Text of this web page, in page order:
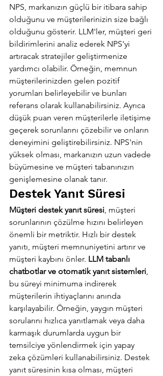
NPS, markanızın güçlü bir itibara sahip
olduğunu ve müşterilerinizin size bağlı
olduğunu gösterir. LLM'ler, müşteri geri
bildirimlerini analiz ederek NPS'yi
artıracak stratejiler geliştirmenize
yardımcı olabilir. Örneğin, memnun
müşterilerinizden gelen pozitif
yorumları belirleyebilir ve bunları
referans olarak kullanabilirsiniz. Ayrıca
düşük puan veren müşterilerle iletişime
geçerek sorunlarını çözebilir ve onların
deneyimini geliştirebilirsiniz. NPS'nin
yüksek olması, markanızın uzun vadede
büyümesine ve müşteri tabanınızın
genişlemesine olanak tanır.
Destek Yanıt Süresi
Müşteri destek yanıt süresi , müşteri
sorunlarının çözülme hızını belirleyen
önemli bir metriktir. Hızlı bir destek
yanıtı, müşteri memnuniyetini artırır ve
müşteri kaybını önler. LLM tabanlı
chatbotlar ve otomatik yanıt sistemleri
bu süreyi minimuma indirerek
müşterilerin ihtiyaçlarını anında
karşılayabilir. Örneğin, yaygın müşteri
sorularını hızlıca yanıtlamak veya daha
karmaşık durumlarda uygun bir
temsilciye yönlendirmek için yapay
zeka çözümleri kullanabilirsiniz. Destek
yanıt süresinin kısa olması, müşteri